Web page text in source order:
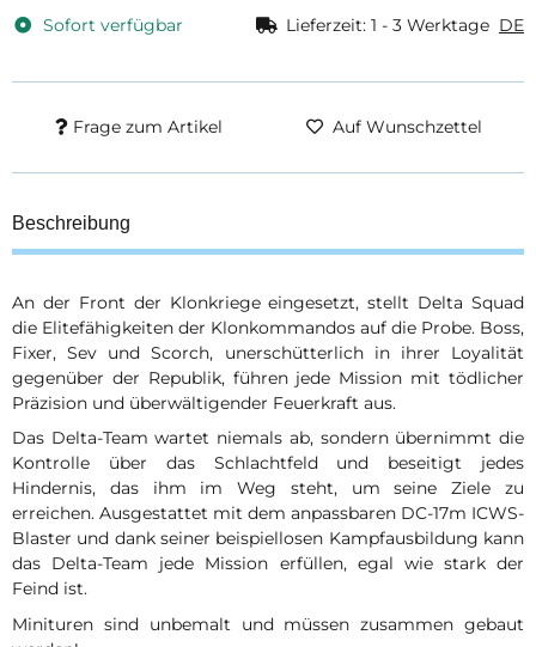
Sofort verfügbar Lieferzeit: 1 - 3 Werktage DE
Frage zum Artikel Auf Wunschzettel
Beschreibung
An der Front der Klonkriege eingesetzt, stellt Delta Squad
die Elitefähigkeiten der Klonkommandos auf die Probe. Boss,
Fixer, Sev und Scorch, unerschütterlich in ihrer Loyalität
gegenüber der Republik, führen jede Mission mit tödlicher
Präzision und überwältigender Feuerkraft aus.
Das Delta-Team wartet niemals ab, sondern übernimmt die
Kontrolle über das Schlachtfeld und beseitigt jedes
Hindernis, das ihm im Weg steht, um seine Ziele zu
erreichen. Ausgestattet mit dem anpassbaren DC-17m ICWS-
Blaster und dank seiner beispiellosen Kampfausbildung kann
das Delta-Team jede Mission erfüllen, egal wie stark der
Feind ist.
Minituren sind unbemalt und müssen zusammen gebaut